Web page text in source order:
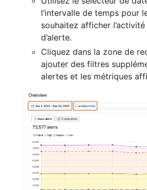
l’intervalle de temps pour
souhaitez afficher
d’alerte.
Cliquez dans la zone de
ajouter des filtres
alertes et les métriques